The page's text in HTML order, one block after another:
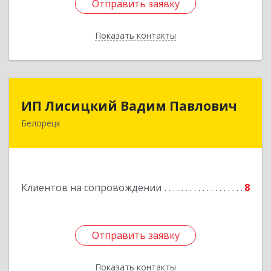
Отправить заявку
Показать контакты
Отправить заявку
Назад
ИП Лисицкий Вадим Павлович
Белорецк
Клиентов на сопровождении 8
Отправить заявку
Показать контакты
ИП Лисицкий Вадим Павлович
453501, Башкортостан Респ, Белорецк г,
Отправить заявку
Назад